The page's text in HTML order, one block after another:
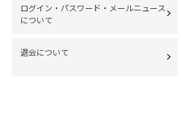
ログイン・パスワード・メールニュース
について
退会について